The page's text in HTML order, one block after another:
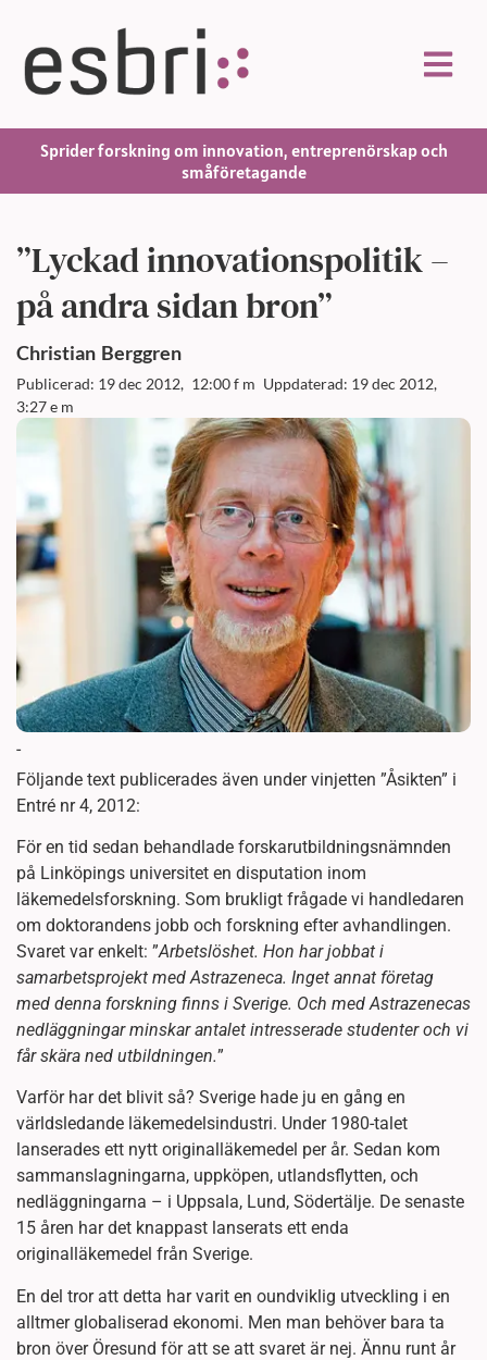
Sprider forskning om innovation, entreprenörskap och
småföretagande
”Lyckad innovationspolitik –
på andra sidan bron”
Christian Berggren
Publicerad: 19 dec 2012, 12:00 f m Uppdaterad: 19 dec 2012,
3:27 e m
-
Följande text publicerades även under vinjetten ”Åsikten” i
Entré nr 4, 2012:
För en tid sedan behandlade forskarutbildningsnämnden
på Linköpings universitet en disputation inom
läkemedelsforskning. Som brukligt frågade vi handledaren
om doktorandens jobb och forskning efter avhandlingen.
Svaret var enkelt: ”Arbetslöshet. Hon har jobbat i
samarbetsprojekt med Astrazeneca. Inget annat företag
med denna forskning finns i Sverige. Och med Astrazenecas
nedläggningar minskar antalet intresserade studenter och vi
får skära ned utbildningen.”
Varför har det blivit så? Sverige hade ju en gång en
världsledande läkemedelsindustri. Under 1980-talet
lanserades ett nytt originalläkemedel per år. Sedan kom
sammanslagningarna, uppköpen, utlandsflytten, och
nedläggningarna – i Uppsala, Lund, Södertälje. De senaste
15 åren har det knappast lanserats ett enda
originalläkemedel från Sverige.
En del tror att detta har varit en oundviklig utveckling i en
alltmer globaliserad ekonomi. Men man behöver bara ta
bron över Öresund för att se att svaret är nej. Ännu runt år